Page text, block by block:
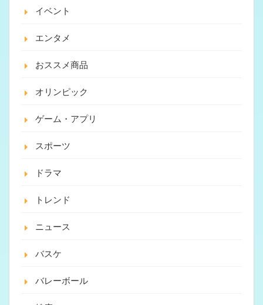
イベント
エンタメ
おススメ商品
オリンピック
ゲーム・アプリ
スポーツ
ドラマ
トレンド
ニュース
バスケ
バレーボール